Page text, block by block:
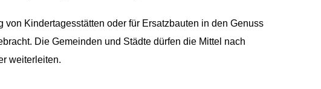
Kindertagesstätten oder für Ersatzbauten in den Genuss
Die Gemeinden und Städte dürfen die Mittel nach
weiterleiten.